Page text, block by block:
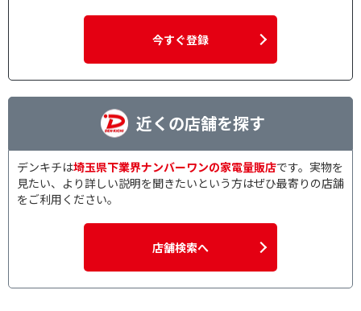
今すぐ登録
近くの店舗を探す
デンキチは埼玉県下業界ナンバーワンの家電量販店です。実物を
見たい、より詳しい説明を聞きたいという方はぜひ最寄りの店舗
をご利用ください。
店舗検索へ